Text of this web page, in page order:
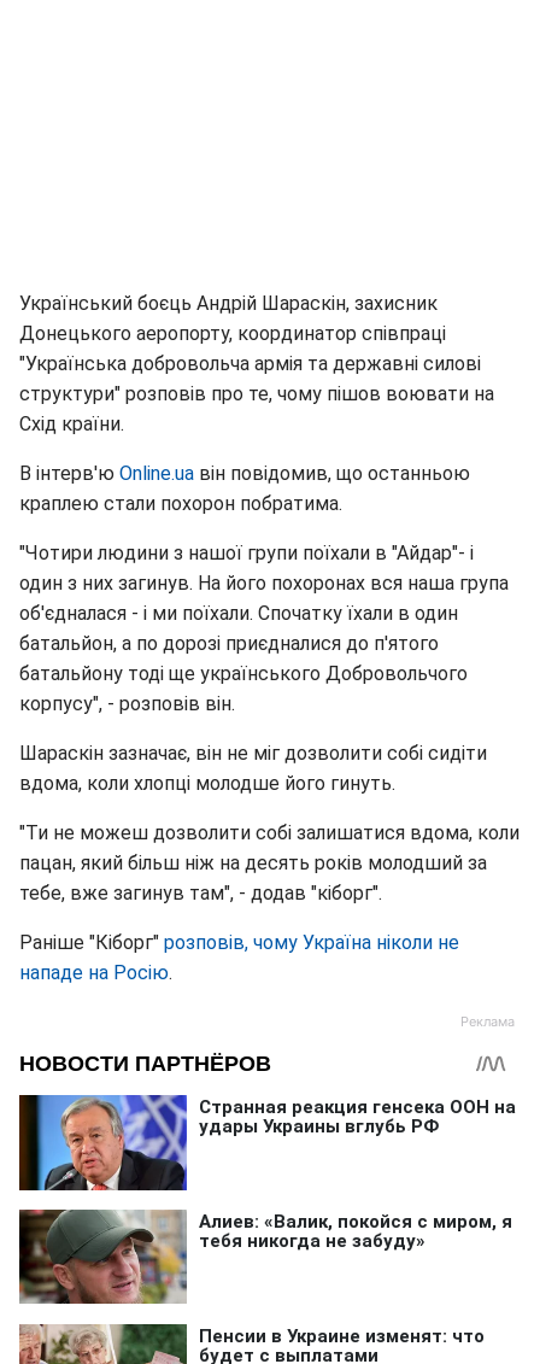
Український боєць Андрій Шараскін, захисник
Донецького аеропорту, координатор співпраці
"Українська добровольча армія та державні силові
структури" розповів про те, чому пішов воювати на
Схід країни.
В інтерв'ю Оnline.ua він повідомив, що останньою
краплею стали похорон побратима.
"Чотири людини з нашої групи поїхали в "Айдар"- і
один з них загинув. На його похоронах вся наша група
об'єдналася - і ми поїхали. Спочатку їхали в один
батальйон, а по дорозі приєдналися до п'ятого
батальйону тоді ще українського Добровольчого
корпусу", - розповів він.
Шараскін зазначає, він не міг дозволити собі сидіти
вдома, коли хлопці молодше його гинуть.
"Ти не можеш дозволити собі залишатися вдома, коли
пацан, який більш ніж на десять років молодший за
тебе, вже загинув там", - додав "кіборг".
Раніше "Кіборг" розповів, чому Україна ніколи не
нападе на Росію.